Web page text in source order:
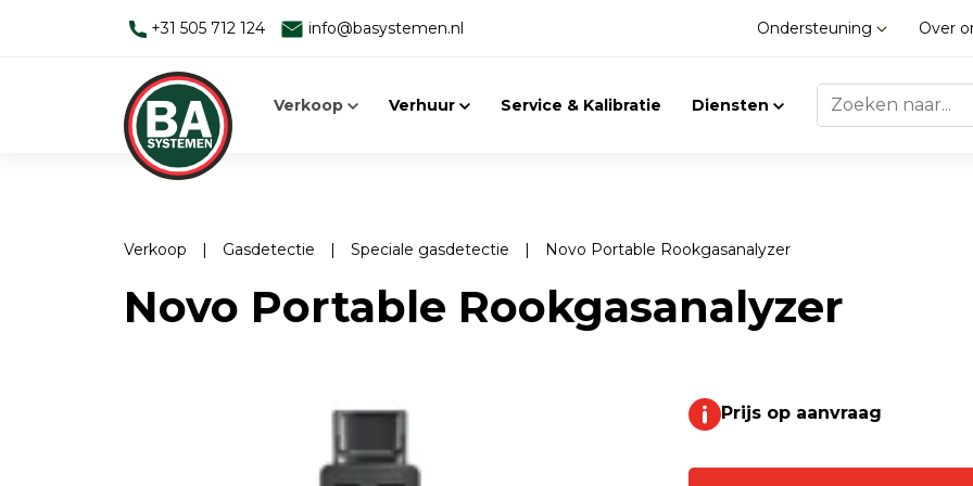
+31 505 712 124 info@basystemen.nl Ondersteuning Over
Verkoop
Alleen werken
Man Down Systeem Trillingsmeters
Verhuur
Man-down systemen
Service & Kalibratie Diensten
Verkoop | Gasdetectie | Speciale gasdetectie | Novo Portable Rookgasanalyzer
Novo Portable Rookgasanalyzer
Prijs op aanvraag